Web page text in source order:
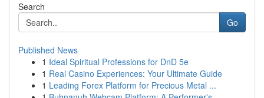
Search
Go
Published News
1 Ideal Spiritual Professions for DnD 5e
1 Real Casino Experiences: Your Ultimate Guide
1 Leading Forex Platform for Precious Metal ...